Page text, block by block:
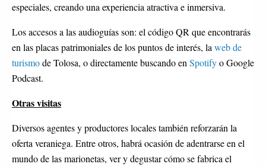
especiales, creando una experiencia atractiva e inmersiva.
Los accesos a las audioguías son: el código QR que encontrarás
en las placas patrimoniales de los puntos de interés, laweb de
turismode Tolosa, o directamente buscando enSpotifyo Google
Podcast.
Otras visitas
Diversos agentes y productores locales también reforzarán la
oferta veraniega. Entre otros, habrá ocasión de adentrarse en el
mundo de las marionetas, ver y degustar cómo se fabrica el